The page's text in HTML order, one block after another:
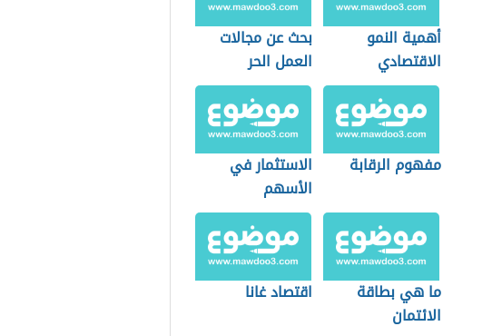
أهمية النمو
الاقتصادي
بحث عن مجالات
العمل الحر
مفهوم الرقابة
الاستثمار في
الأسهم
ما هي بطاقة
الائتمان
اقتصاد غانا